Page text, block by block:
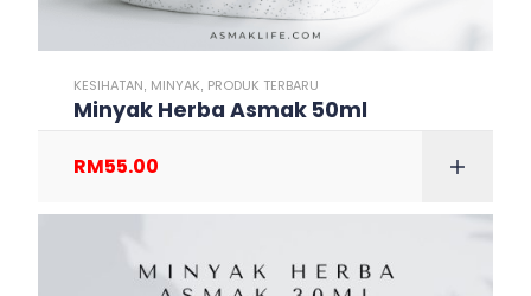
KESIHATAN MINYAK PRODUK TERBARU
Minyak Herba Asmak 50ml
RM55.00